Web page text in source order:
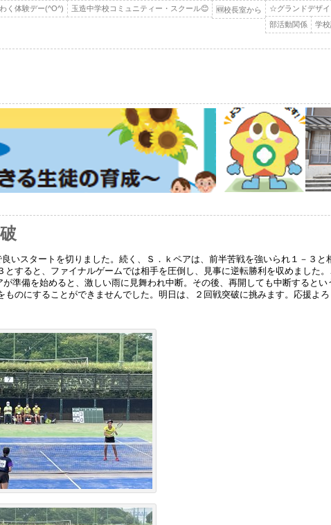
く体験デー(^O^) 玉造中学校コミュニティー・スクール😊 🆕校長室から ☆グランドデザイ
部活動関係
学
いスタートを切りました。続く、Ｓ．ｋペアは、前半苦戦を強いられ１－３と
すると、ファイナルゲームでは相手を圧倒し、見事に逆転勝利を収めました。
準備を始めると、激しい雨に見舞われ中断。その後、再開しても中断するとい
のにすることができませんでした。明日は、２回戦突破に挑みます。応援よろ